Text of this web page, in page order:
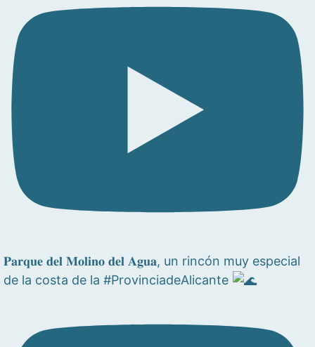
𝐏𝐚𝐫𝐪𝐮𝐞 𝐝𝐞𝐥 𝐌𝐨𝐥𝐢𝐧𝐨 𝐝𝐞𝐥 𝐀𝐠𝐮𝐚, un rincón muy especial
de la costa de la #ProvinciadeAlicante